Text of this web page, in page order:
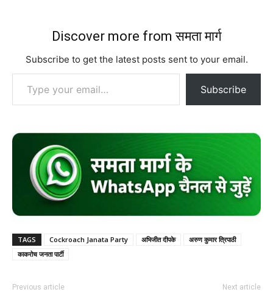
Discover more from समता मार्ग
Subscribe to get the latest posts sent to your email.
Type your email…
Subscribe
TAGS Cockroach Janata Party अभिजीत दीपके
अरुण कुमार त्रिपाठी
काकरोच जनता पार्टी
Previous article Next article